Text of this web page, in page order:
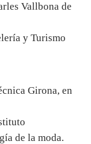
Vallbona de
y Turismo
Girona, en
de la moda.